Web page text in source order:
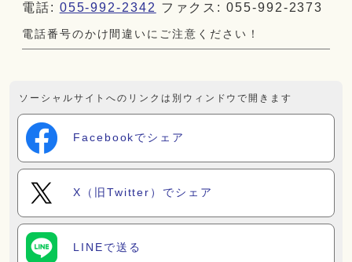
電話: 055-992-2342 ファクス: 055-992-2373
電話番号のかけ間違いにご注意ください！
ソーシャルサイトへのリンクは別ウィンドウで開きます
Facebookでシェア
X（旧Twitter）でシェア
LINEで送る